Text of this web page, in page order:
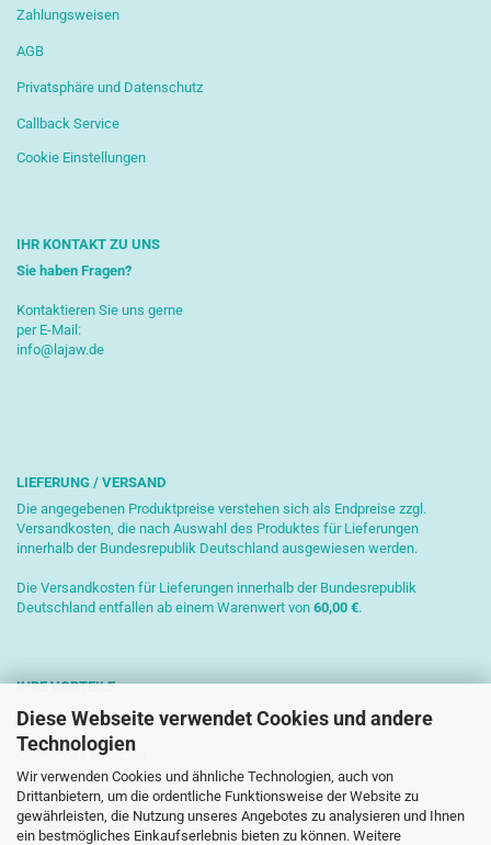
Diese Webseite verwendet Cookies und andere
Technologien
Wir verwenden Cookies und ähnliche Technologien, auch von
Drittanbietern, um die ordentliche Funktionsweise der Website zu
gewährleisten, die Nutzung unseres Angebotes zu analysieren und Ihnen
ein bestmögliches Einkaufserlebnis bieten zu können. Weitere
Zahlungsweisen
AGB
Privatsphäre und Datenschutz
Callback Service
Cookie Einstellungen
IHR KONTAKT ZU UNS
Sie haben Fragen?
Kontaktieren Sie uns gerne
per E-Mail:
info@lajaw.de
LIEFERUNG / VERSAND
Die angegebenen Produktpreise verstehen sich als Endpreise zzgl.
Versandkosten, die nach Auswahl des Produktes für Lieferungen
innerhalb der Bundesrepublik Deutschland ausgewiesen werden.
Die Versandkosten für Lieferungen innerhalb der Bundesrepublik
Deutschland entfallen ab einem Warenwert von 60,00 €.
IHRE VORTEILE
Sichere Zahlung mit SSL-Verschlüsselung
Kostenlose Beratung
Schnelle Versendung
Paketversand mit DHL